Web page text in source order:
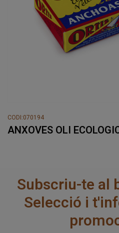
CODI:070194
ANXOVES OLI
Subscriu-te al
Selecció i